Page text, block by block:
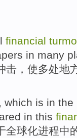
financial
in many
击 ，使多处地
which is in the
in this
全球化进程中